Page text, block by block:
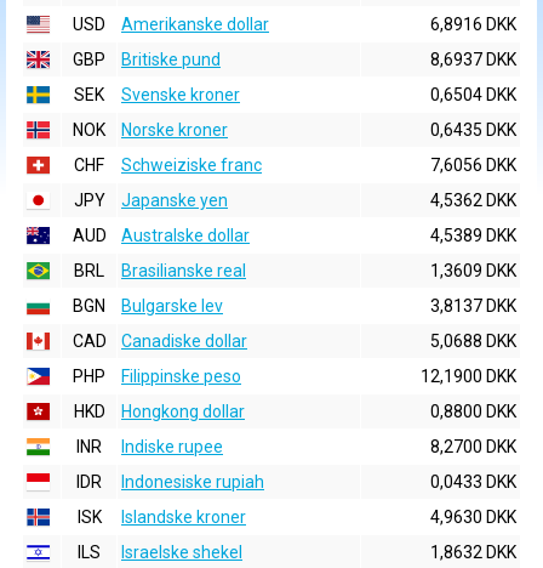
USD
Amerikanske dollar
6,8916 DKK
GBP
Britiske pund
8,6937 DKK
SEK
Svenske kroner
0,6504 DKK
NOK
Norske kroner
0,6435 DKK
CHF
Schweiziske franc
7,6056 DKK
JPY
Japanske yen
4,5362 DKK
AUD
Australske dollar
4,5389 DKK
BRL
Brasilianske real
1,3609 DKK
BGN
Bulgarske lev
3,8137 DKK
CAD
Canadiske dollar
5,0688 DKK
PHP
Filippinske peso
12,1900 DKK
HKD
Hongkong dollar
0,8800 DKK
INR
Indiske rupee
8,2700 DKK
IDR
Indonesiske rupiah
0,0433 DKK
ISK
Islandske kroner
4,9630 DKK
ILS
Israelske shekel
1,8632 DKK